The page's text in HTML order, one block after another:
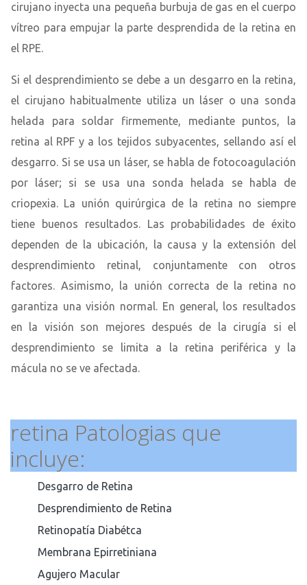
cirujano inyecta una pequeña burbuja de gas en el cuerpo
vítreo para empujar la parte desprendida de la retina en
el RPE.
Si el desprendimiento se debe a un desgarro en la retina,
el cirujano habitualmente utiliza un láser o una sonda
helada para soldar firmemente, mediante puntos, la
retina al RPF y a los tejidos subyacentes, sellando así el
desgarro. Si se usa un láser, se habla de fotocoagulación
por láser; si se usa una sonda helada se habla de
criopexia. La unión quirúrgica de la retina no siempre
tiene buenos resultados. Las probabilidades de éxito
dependen de la ubicación, la causa y la extensión del
desprendimiento retinal, conjuntamente con otros
factores. Asimismo, la unión correcta de la retina no
garantiza una visión normal. En general, los resultados
en la visión son mejores después de la cirugía si el
desprendimiento se limita a la retina periférica y la
mácula no se ve afectada.
retina Patologias que
incluye:
Desgarro de Retina
Desprendimiento de Retina
Retinopatía Diabétca
Membrana Epirretiniana
Agujero Macular